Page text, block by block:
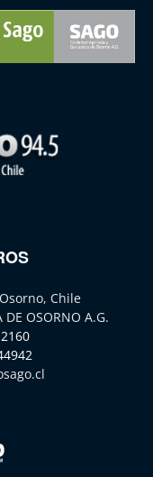
Chile
DE OSORNO A.G.